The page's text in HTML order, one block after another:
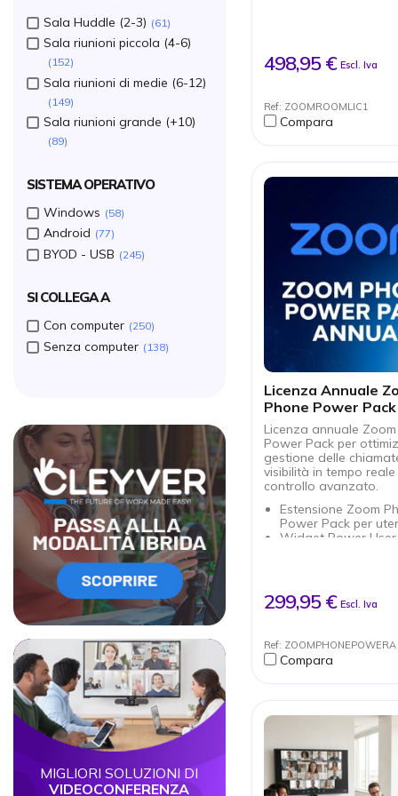
partecipanti
Supporto multi-
Interoperabilità
Teams, Webex e altre
piattaforme
Digital signage
segnaletica e
498,95 € Escl. Iva
Ref: ZOOMROOMLIC1
Compara
Licenza Annuale
Phone Power Pack
Licenza annuale
Power Pack per
gestione delle
visibilità in tempo reale
controllo avanzato.
Estensione Zoom
Power Pack per
Widget Power User
Analisi istantanee per
monitorare le
presenza per
l’instradamento
Zoom AI Companion
299,95 € Escl. Iva
Ref: ZOOMPHONEPOWERA
Compara
Sala Huddle (2-3) 61
Sala riunioni piccola (4-6)
152
Sala riunioni di medie (6-12)
149
Sala riunioni grande (+10)
89
SISTEMA OPERATIVO
Windows 58
Android 77
BYOD - USB 245
SI COLLEGA A
Con computer 250
Senza computer 138
Circle
Circle
MIGLIORI SOLUZIONI DI
VIDEOCONFERENZA